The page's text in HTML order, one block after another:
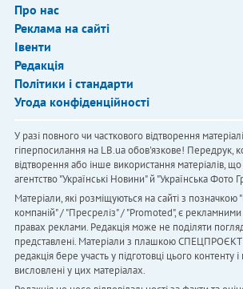
Про нас
Реклама на сайті
Івенти
Редакція
Політики і стандарти
Угода конфіденційності
У разі повного чи часткового відтворення
гіперпосилання на LB.ua обов'язкове! Передрук,
відтворення або інше використання матеріалів,
агентство "Українськi Новини" й "Українська Фото
Матеріали, які розміщуються на сайті з
компаній" / "Пресреліз" / "Promoted", є рекламними
правах реклами. Редакція може не поділяти
представлені. Матеріали з плашкою
редакція бере участь у підготовці цього контенту
висловлені у цих матеріалах.